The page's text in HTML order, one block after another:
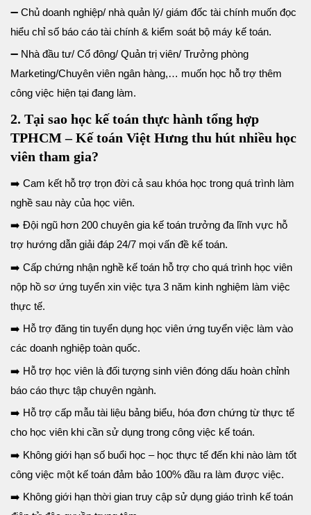
➖ Chủ doanh nghiệp/ nhà quản lý/ giám đốc tài chính muốn đọc
hiểu chỉ số báo cáo tài chính & kiểm soát bộ máy kế toán.
➖ Nhà đầu tư/ Cổ đông/ Quản trị viên/ Trưởng phòng
Marketing/Chuyên viên ngân hàng,… muốn học hỗ trợ thêm
công việc hiện tại đang làm.
2. Tại sao học kế toán thực hành tổng hợp
TPHCM – Kế toán Việt Hưng thu hút nhiều học
viên tham gia?
➡️ Cam kết hỗ trợ trọn đời cả sau khóa học trong quá trình làm
nghề sau này của học viên.
➡️ Đội ngũ hơn 200 chuyên gia kế toán trưởng đa lĩnh vực hỗ
trợ hướng dẫn giải đáp 24/7 mọi vấn đề kế toán.
➡️ Cấp chứng nhận nghề kế toán hỗ trợ cho quá trình học viên
nộp hồ sơ ứng tuyển xin việc tựa 3 năm kinh nghiệm làm việc
thực tế.
➡️ Hỗ trợ đăng tin tuyển dụng học viên ứng tuyển việc làm vào
các doanh nghiệp toàn quốc.
➡️ Hỗ trợ học viên là đối tượng sinh viên đóng dấu hoàn chỉnh
báo cáo thực tập chuyên ngành.
➡️ Hỗ trợ cấp mẫu tài liệu bảng biểu, hóa đơn chứng từ thực tế
cho học viên khi cần sử dụng trong công việc kế toán.
➡️ Không giới hạn số buổi học – học thực tế đến khi nào làm tốt
công việc một kế toán đảm bảo 100% đầu ra làm được việc.
➡️ Không giới hạn thời gian truy cập sử dụng giáo trình kế toán